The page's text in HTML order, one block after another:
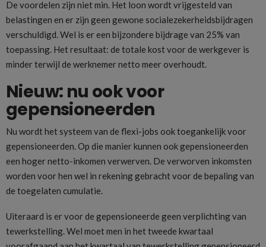
De voordelen zijn niet min. Het loon wordt vrijgesteld van
belastingen en er zijn geen gewone socialezekerheidsbijdragen
verschuldigd. Wel is er een bijzondere bijdrage van 25% van
toepassing. Het resultaat: de totale kost voor de werkgever is
minder terwijl de werknemer netto meer overhoudt.
Nieuw: nu ook voor
gepensioneerden
Nu wordt het systeem van de flexi-jobs ook toegankelijk voor
gepensioneerden. Op die manier kunnen ook gepensioneerden
een hoger netto-inkomen verwerven. De verworven inkomsten
worden voor hen wel in rekening gebracht voor de bepaling van
de toegelaten cumulatie.
Uiteraard is er voor de gepensioneerde geen verplichting van
tewerkstelling. Wel moet men in het tweede kwartaal